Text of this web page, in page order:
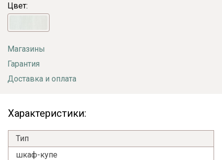
Цвет:
Магазины
Гарантия
Доставка и оплата
Характеристики:
Тип
шкаф-купе